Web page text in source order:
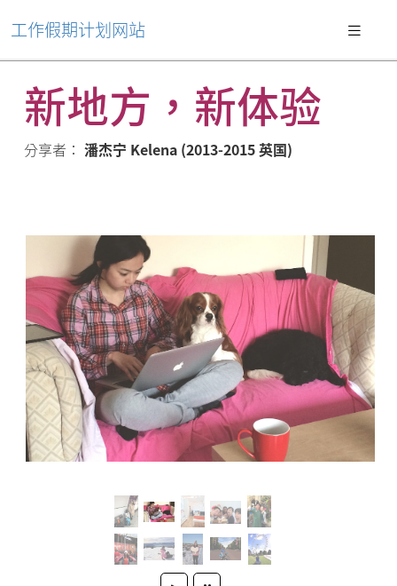
工作假期计划网站
新地方，新体验
分享者： 潘杰宁 Kelena (2013-2015 英国)